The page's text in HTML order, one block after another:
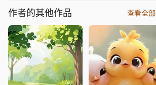
作者的其他作品 查看全部